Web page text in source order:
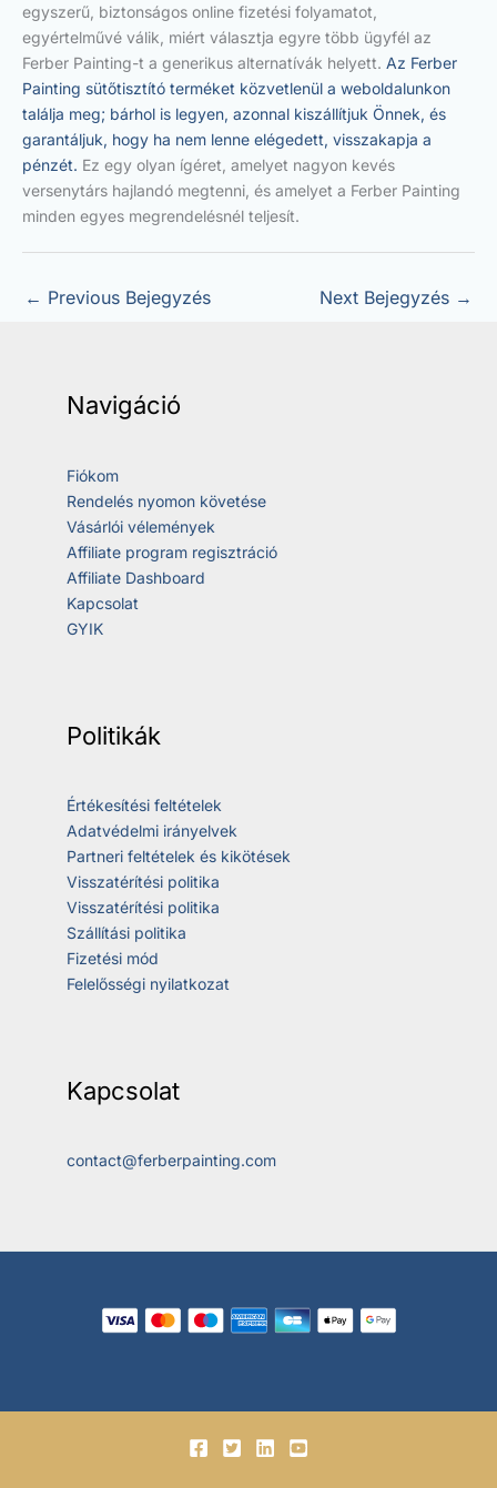
egyszerű, biztonságos online fizetési folyamatot,
egyértelművé válik, miért választja egyre több ügyfél az
Ferber Painting-t a generikus alternatívák helyett. Az Ferber
Painting sütőtisztító terméket közvetlenül a weboldalunkon
találja meg; bárhol is legyen, azonnal kiszállítjuk Önnek, és
garantáljuk, hogy ha nem lenne elégedett, visszakapja a
pénzét. Ez egy olyan ígéret, amelyet nagyon kevés
versenytárs hajlandó megtenni, és amelyet a Ferber Painting
minden egyes megrendelésnél teljesít.
← Previous Bejegyzés Next Bejegyzés →
Navigáció
Fiókom
Rendelés nyomon követése
Vásárlói vélemények
Affiliate program regisztráció
Affiliate Dashboard
Kapcsolat
GYIK
Politikák
Értékesítési feltételek
Adatvédelmi irányelvek
Partneri feltételek és kikötések
Visszatérítési politika
Visszatérítési politika
Szállítási politika
Fizetési mód
Felelősségi nyilatkozat
Kapcsolat
contact@ferberpainting.com